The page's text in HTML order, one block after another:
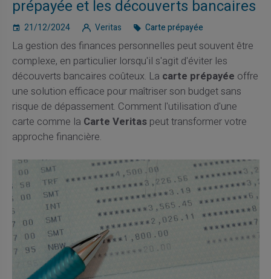
prépayée et les découverts bancaires
21/12/2024 Veritas Carte prépayée
La gestion des finances personnelles peut souvent être
complexe, en particulier lorsqu'il s'agit d'éviter les
découverts bancaires coûteux. La carte prépayée offre
une solution efficace pour maîtriser son budget sans
risque de dépassement. Comment l'utilisation d'une
carte comme la Carte Veritaspeut transformer votre
approche financière.